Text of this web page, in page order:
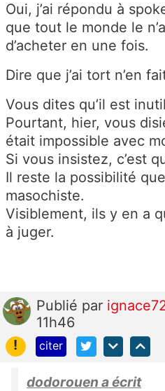
Oui, j’ai répondu à
que tout le monde le
d’acheter en une fois.
Dire que j’ai tort n’en
Vous dites qu’il est
Pourtant, hier, vous
était impossible avec
Si vous insistez, c’est
Il reste la possibilité
masochiste.
Visiblement, ils y en a
à juger.
Publié par
11h46
!
citer
dodorouen a écrit